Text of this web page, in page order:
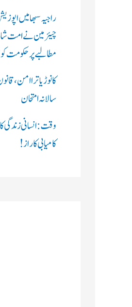
راجیہ سبھا میں
چیئرمین نے امت
مطالبے پر حکومت کو
کانوڑ یاترا
سالانہ امتحان
وقت: انسانی زندگی
کامیابی کا راز !